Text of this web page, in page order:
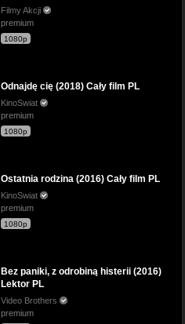
Filmy Akcji
premium
1080p
Odnajdę cię (2018) Cały film PL
KinoSwiat
premium
1080p
Ostatnia rodzina (2016) Cały film PL
KinoSwiat
premium
1080p
Bez paniki, z odrobiną histerii (2016)
Lektor PL
Video Brothers
premium